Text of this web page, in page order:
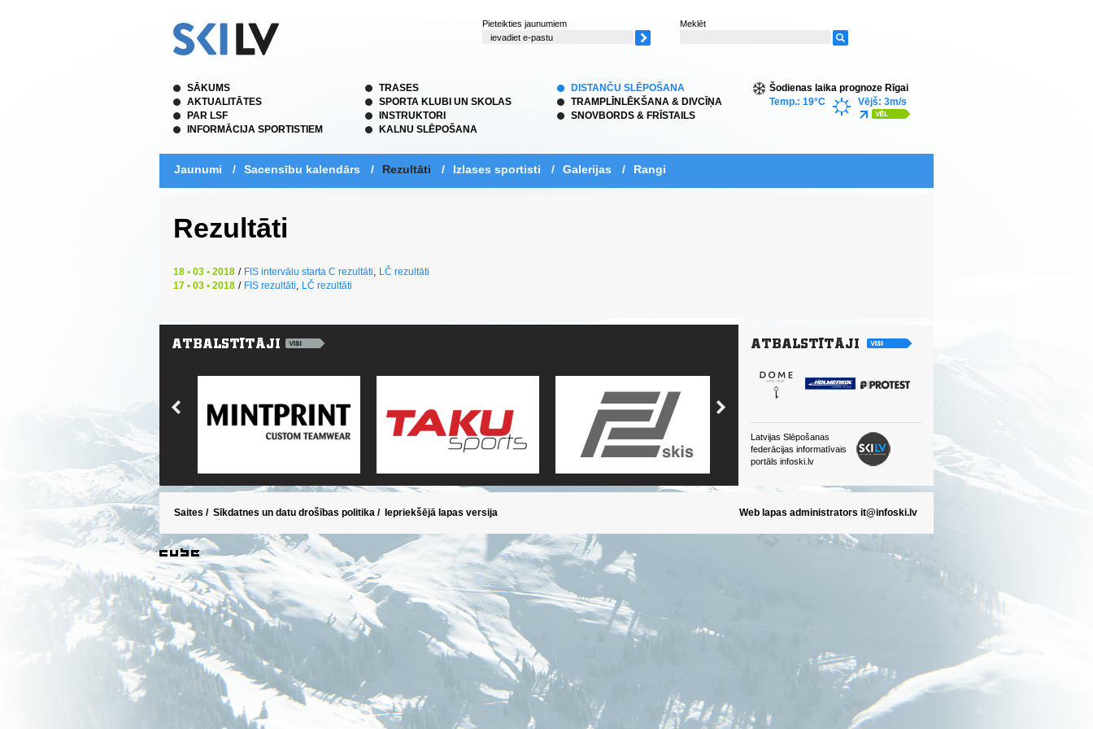
Pieteikties jaunumiem Meklēt
SĀKUMS
AKTUALITĀTES
PAR LSF
INFORMĀCIJA SPORTISTIEM
TRASES
SPORTA KLUBI UN SKOLAS
INSTRUKTORI
KALNU SLĒPOŠANA
DISTANČU SLĒPOŠANA
TRAMPLĪNLĒKŠANA & DIVCĪŅA
SNOVBORDS & FRĪSTAILS
Šodienas laika prognoze Rīgai
Temp.: 19°C
Vējš: 3m/s
Jaunumi / Sacensību kalendārs / Rezultāti / Izlases sportisti / Galerijas / Rangi
Rezultāti
18 • 03 • 2018 / FIS intervālu starta C rezultāti, LČ rezultāti
17 • 03 • 2018 / FIS rezultāti, LČ rezultāti
Latvijas Slēpošanas
federācijas informatīvais
portāls infoski.lv
Saites / Sīkdatnes un datu drošības politika / Iepriekšējā lapas versija Web lapas administrators it@infoski.lv